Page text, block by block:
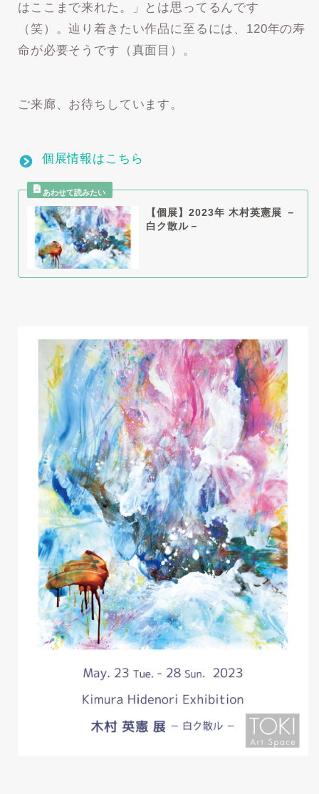
はここまで来れた。」とは思ってるんです
（笑）。辿り着きたい作品に至るには、120年の寿
命が必要そうです（真面目）。
ご来廊、お待ちしています。
個展情報はこちら
【個展】2023年 木村英憲展 －
白ク散ル－